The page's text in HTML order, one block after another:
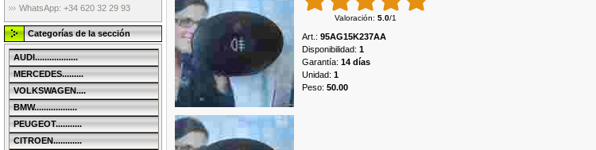
WhatsApp: +34 620 32 29 93
Categorías de la sección
AUDI..................
MERCEDES.........
VOLKSWAGEN....
BMW..................
PEUGEOT...........
CITROEN............
Valoración: 5.0/1
Art. : 95AG15K237AA
Disponibilidad: 1
Garantía: 14 días
Unidad: 1
Peso: 50.00